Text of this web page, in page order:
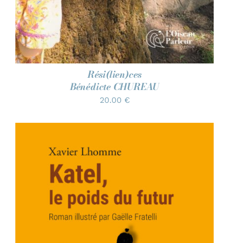
Rési(lien)ces
Bénédicte CHUREAU
20.00 €